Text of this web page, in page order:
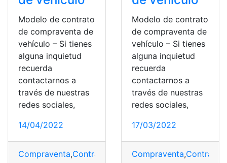
Modelo de contrato
de compraventa de
vehículo – Si tienes
alguna inquietud
recuerda
contactarnos a
través de nuestras
redes sociales,
14/04/2022
Compraventa,Contratación Contratar,contratar un
Modelo de contrato
de compraventa de
vehículo – Si tienes
alguna inquietud
recuerda
contactarnos a
través de nuestras
redes sociales,
17/03/2022
Compraventa,